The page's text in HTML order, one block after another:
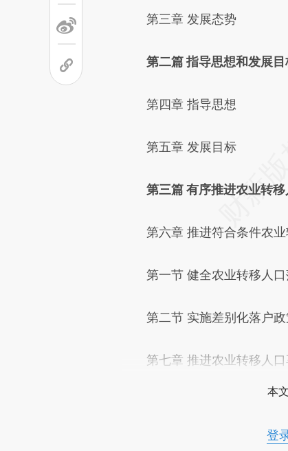
第三章 发展态势
第二篇 指导思想和发展目
第四章 指导思想
第五章 发展目标
第三篇 有序推进农业转
第六章 推进符合条件农业
第一节 健全农业转移人口
第二节 实施差别化落户政
第七章 推进农业转移人口
本
登